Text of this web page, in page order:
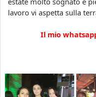
lavoro vi aspetta sulla
Il mio